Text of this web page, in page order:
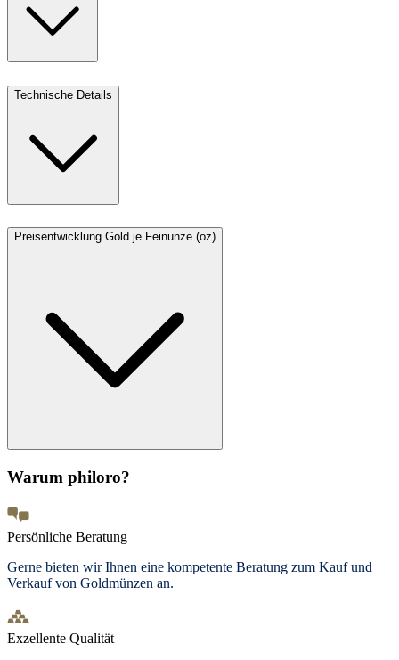
Technische Details
Preisentwicklung Gold je Feinunze (oz)
Warum philoro?
Persönliche Beratung
Gerne bieten wir Ihnen eine kompetente Beratung zum Kauf und
Verkauf von Goldmünzen an.
Exzellente Qualität